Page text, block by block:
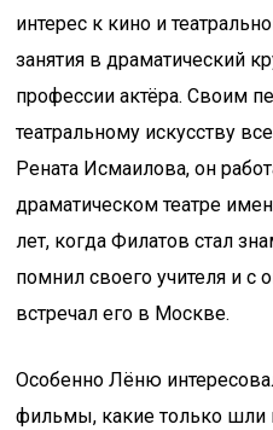
интерес к кино и
занятия в драматический
профессии актёра. Своим
театральному искусству
Рената Исмаилова, он
драматическом театре
лет, когда Филатов стал
помнил своего учителя и
встречал его в Москве.
Особенно Лёню
фильмы, какие только шли